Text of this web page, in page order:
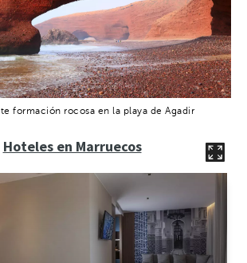
formación rocosa en la playa de Agadir
Hoteles en Marruecos